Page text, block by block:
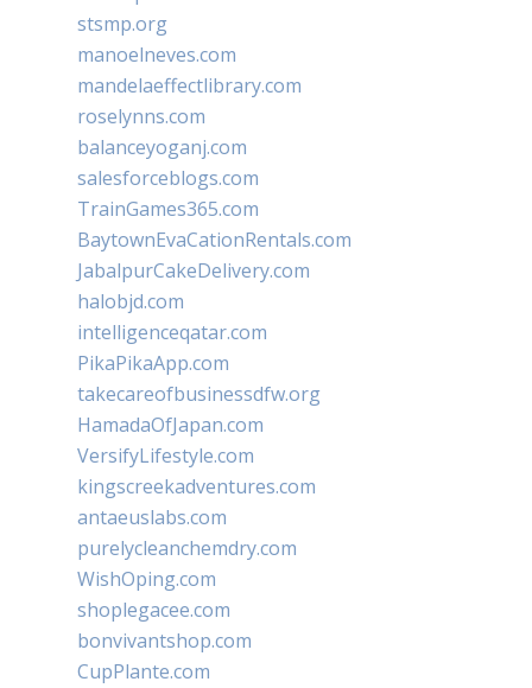
stsmp.org
manoelneves.com
mandelaeffectlibrary.com
roselynns.com
balanceyoganj.com
salesforceblogs.com
TrainGames365.com
BaytownEvaCationRentals.com
JabalpurCakeDelivery.com
halobjd.com
intelligenceqatar.com
PikaPikaApp.com
takecareofbusinessdfw.org
HamadaOfJapan.com
VersifyLifestyle.com
kingscreekadventures.com
antaeuslabs.com
purelycleanchemdry.com
WishOping.com
shoplegacee.com
bonvivantshop.com
CupPlante.com